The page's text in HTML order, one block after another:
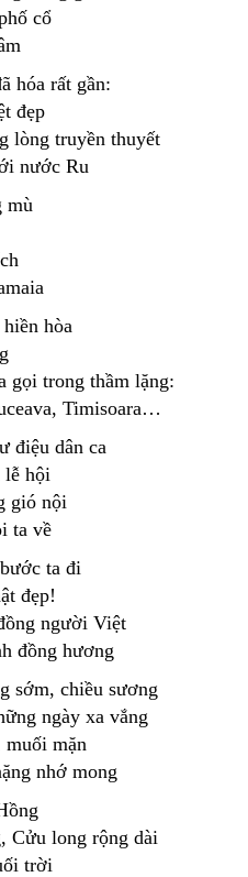
cổ
hóa rất gần:
đẹp
lòng truyền thuyết
nước Ru
mù
hòa
gọi trong thầm lặng:
Timisoara…
điệu dân ca
lễ hội
gió nội
ta về
ta đi
đẹp!
người Việt
đồng hương
sớm, chiều sương
ngày xa vắng
mặn
nhớ mong
Cửu long rộng dài
trời